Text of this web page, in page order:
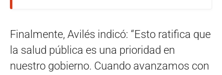
Finalmente, Avilés indicó: “Esto ratifica que
la salud pública es una prioridad en
nuestro gobierno. Cuando avanzamos con